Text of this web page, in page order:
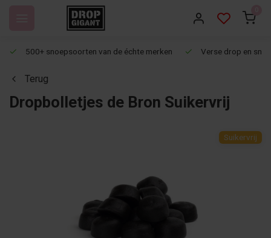
500+ snoepsoorten van de échte merken Verse drop en
Terug
Dropbolletjes de Bron Suikervrij
Suikervrij